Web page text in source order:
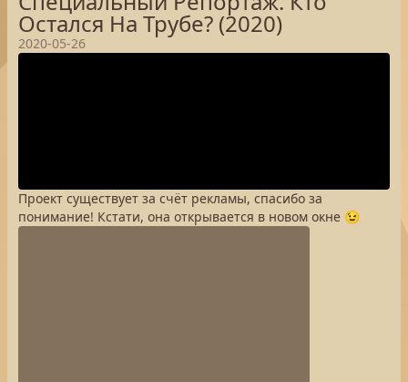
Остался На Трубе? (2020)
2020-05-26
Проект существует за счёт рекламы, спасибо за
понимание! Кстати, она открывается в новом окне 😉